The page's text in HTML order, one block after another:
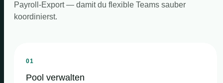
Payroll-Export — damit du flexible Teams sauber
koordinierst.
01
Pool verwalten